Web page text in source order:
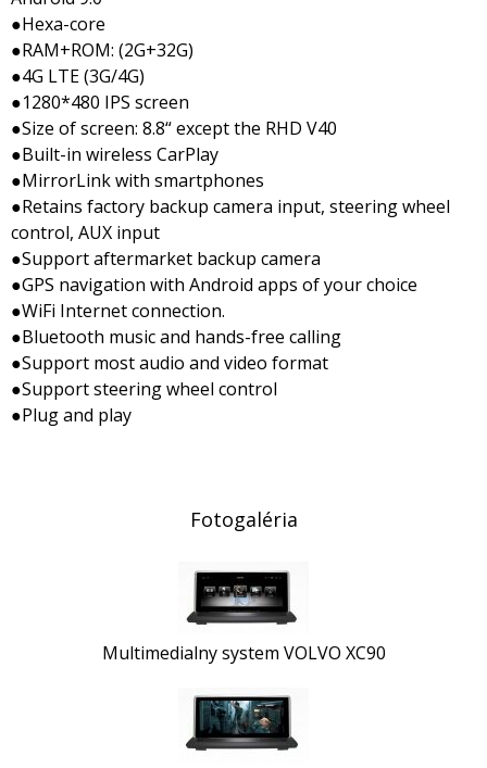
●Hexa-core
●RAM+ROM: (2G+32G)
●4G LTE (3G/4G)
●1280*480 IPS screen
●Size of screen: 8.8“ except the RHD V40
●Built-in wireless CarPlay
●MirrorLink with smartphones
●Retains factory backup camera input, steering wheel
control, AUX input
●Support aftermarket backup camera
●GPS navigation with Android apps of your choice
●WiFi Internet connection.
●Bluetooth music and hands-free calling
●Support most audio and video format
●Support steering wheel control
●Plug and play
Fotogaléria
Multimedialny system VOLVO XC90